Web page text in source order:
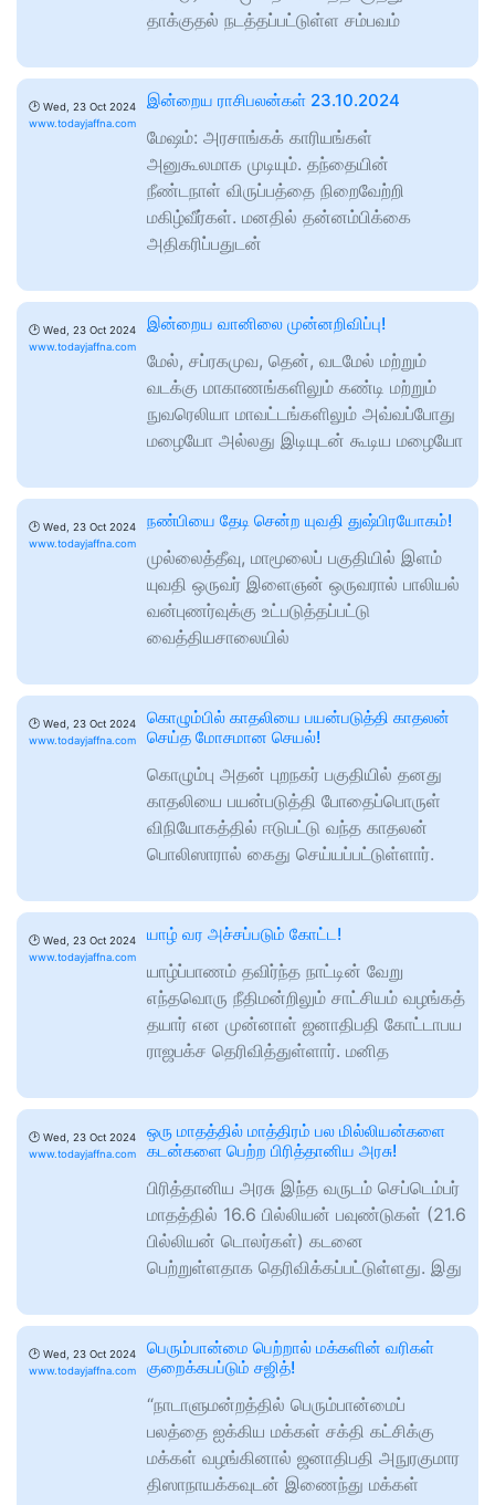
தாக்குதல் நடத்தப்பட்டுள்ள சம்பவம்
🕑 Wed, 23 Oct 2024
www.todayjaffna.com
இன்றைய ராசிபலன்கள் 23.10.2024
மேஷம்: அரசாங்கக் காரியங்கள்
அனுகூலமாக முடியும். தந்தையின்
நீண்டநாள் விருப்பத்தை நிறைவேற்றி
மகிழ்வீர்கள். மனதில் தன்னம்பிக்கை
அதிகரிப்பதுடன்
🕑 Wed, 23 Oct 2024
www.todayjaffna.com
இன்றைய வானிலை முன்னறிவிப்பு!
மேல், சப்ரகமுவ, தென், வடமேல் மற்றும்
வடக்கு மாகாணங்களிலும் கண்டி மற்றும்
நுவரெலியா மாவட்டங்களிலும் அவ்வப்போது
மழையோ அல்லது இடியுடன் கூடிய மழையோ
🕑 Wed, 23 Oct 2024
www.todayjaffna.com
நண்பியை தேடி சென்ற யுவதி துஷ்பிரயோகம்!
முல்லைத்தீவு, மாமூலைப் பகுதியில் இளம்
யுவதி ஒருவர் இளைஞன் ஒருவரால் பாலியல்
வன்புணர்வுக்கு உட்படுத்தப்பட்டு
வைத்தியசாலையில்
🕑 Wed, 23 Oct 2024
www.todayjaffna.com
கொழும்பில் காதலியை பயன்படுத்தி காதலன்
செய்த மோசமான செயல்!
கொழும்பு அதன் புறநகர் பகுதியில் தனது
காதலியை பயன்படுத்தி போதைப்பொருள்
விநியோகத்தில் ஈடுபட்டு வந்த காதலன்
பொலிஸாரால் கைது செய்யப்பட்டுள்ளார்.
🕑 Wed, 23 Oct 2024
www.todayjaffna.com
யாழ் வர அச்சப்படும் கோட்ட!
யாழ்ப்பாணம் தவிர்ந்த நாட்டின் வேறு
எந்தவொரு நீதிமன்றிலும் சாட்சியம் வழங்கத்
தயார் என முன்னாள் ஜனாதிபதி கோட்டாபய
ராஜபக்ச தெரிவித்துள்ளார். மனித
🕑 Wed, 23 Oct 2024
www.todayjaffna.com
ஒரு மாதத்தில் மாத்திரம் பல மில்லியன்களை
கடன்களை பெற்ற பிரித்தானிய அரசு!
பிரித்தானிய அரசு இந்த வருடம் செப்டெம்பர்
மாதத்தில் 16.6 பில்லியன் பவுண்டுகள் (21.6
பில்லியன் டொலர்கள்) கடனை
பெற்றுள்ளதாக தெரிவிக்கப்பட்டுள்ளது. இது
🕑 Wed, 23 Oct 2024
www.todayjaffna.com
பெரும்பான்மை பெற்றால் மக்களின் வரிகள்
குறைக்கபப்டும் சஜித்!
“நாடாளுமன்றத்தில் பெரும்பான்மைப்
பலத்தை ஐக்கிய மக்கள் சக்தி கட்சிக்கு
மக்கள் வழங்கினால் ஜனாதிபதி அநுரகுமார
திஸாநாயக்கவுடன் இணைந்து மக்கள்